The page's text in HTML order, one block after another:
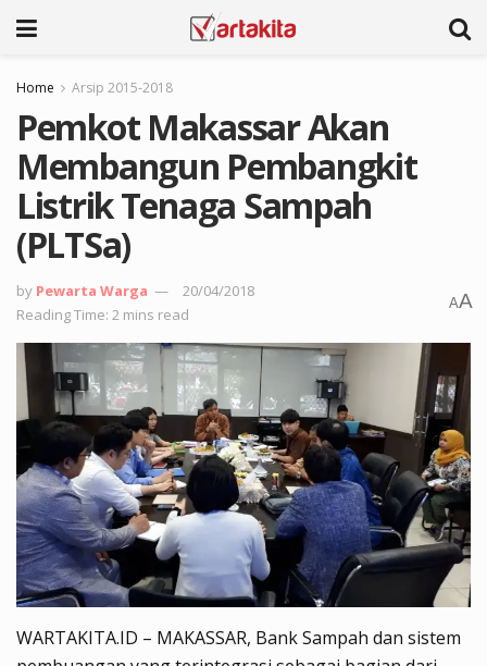
Home Arsip 2015-2018
Pemkot Makassar Akan
Membangun Pembangkit
Listrik Tenaga Sampah
(PLTSa)
by Pewarta Warga
20/04/2018
Reading Time: 2 mins read
AA
WARTAKITA.ID – MAKASSAR, Bank Sampah dan sistem